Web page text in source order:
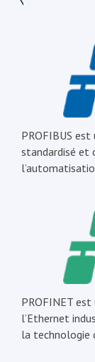
PROFIBUS
standardisé et
PROFINET
l’Ethernet
la technologie